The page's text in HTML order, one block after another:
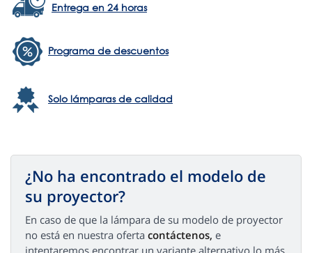
Entrega en 24 horas
Programa de descuentos
Solo lámparas de calidad
¿No ha encontrado el modelo de
su proyector?
En caso de que la lámpara de su modelo de proyector
no está en nuestra oferta contáctenos, e